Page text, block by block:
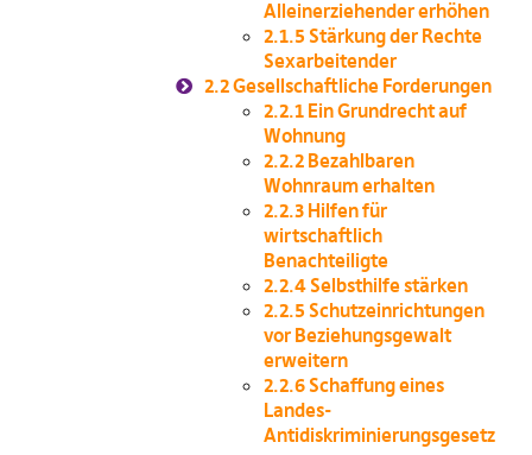
Alleinerziehender erhöhen
2.1.5 Stärkung der Rechte
Sexarbeitender
2.2Gesellschaftliche Forderungen
2.2.1 Ein Grundrecht auf
Wohnung
2.2.2 Bezahlbaren
Wohnraum erhalten
2.2.3 Hilfen für
wirtschaftlich
Benachteiligte
2.2.4Selbsthilfe stärken
2.2.5 Schutzeinrichtungen
vor Beziehungsgewalt
erweitern
2.2.6Schaffung eines
Landes-
Antidiskriminierungsgesetz